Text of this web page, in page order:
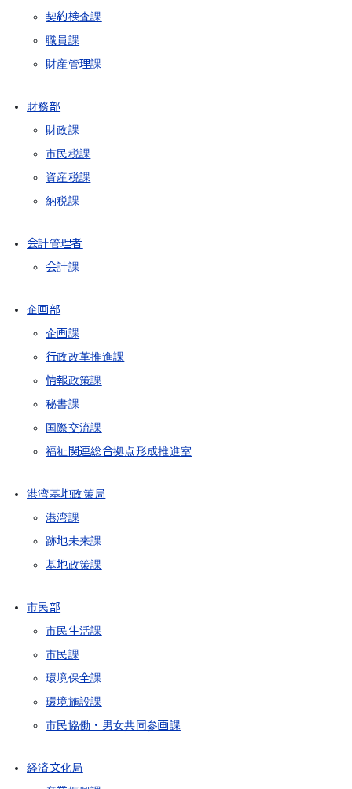
契約検査課
職員課
財産管理課
財務部
財政課
市民税課
資産税課
納税課
会計管理者
会計課
企画部
企画課
行政改革推進課
情報政策課
秘書課
国際交流課
福祉関連総合拠点形成推進室
港湾基地政策局
港湾課
跡地未来課
基地政策課
市民部
市民生活課
市民課
環境保全課
環境施設課
市民協働・男女共同参画課
経済文化局